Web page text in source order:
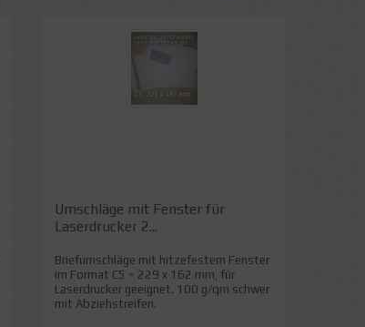
Umschläge mit Fenster für
Laserdrucker 2...
Briefumschläge mit hitzefestem Fenster
im Format C5 = 229 x 162 mm, für
Laserdrucker geeignet. 100 g/qm schwer
mit Abziehstreifen.